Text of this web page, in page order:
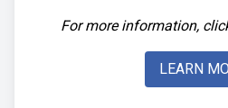
For more information,
LEARN